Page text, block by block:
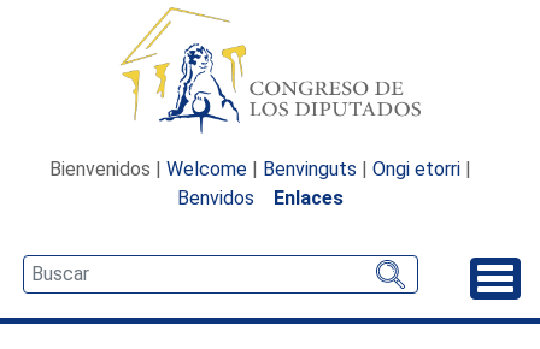
Bienvenidos | Welcome | Benvinguts | Ongi etorri |
Benvidos
Enlaces